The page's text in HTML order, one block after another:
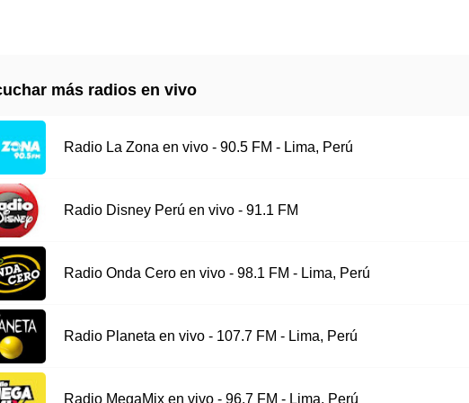
más radios en vivo
Radio La Zona en vivo - 90.5 FM - Lima, Perú
Radio Disney Perú en vivo - 91.1 FM
Radio Onda Cero en vivo - 98.1 FM - Lima, Perú
Radio Planeta en vivo - 107.7 FM - Lima, Perú
Radio MegaMix en vivo - 96.7 FM - Lima, Perú